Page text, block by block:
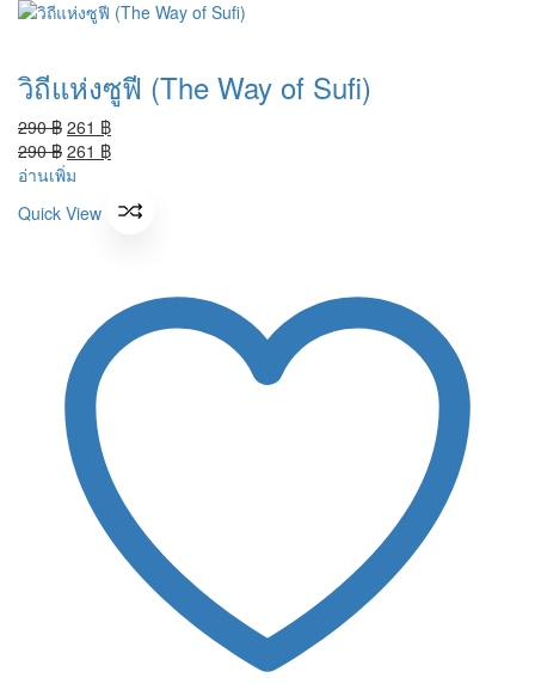
วิถีแห่งซูฟี (The Way of Sufi)
290฿ Original
price
was:
261 ฿Current
price
261 ฿.
290฿ Original
price
290 ฿.
261 ฿Current
261 ฿.
อ่านเพิ่ม
Quick View